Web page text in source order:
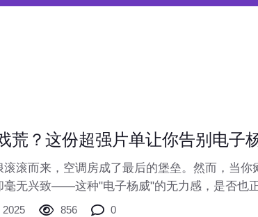
荒？这份超强片单让你告别电子
滚滚而来，空调房成了最后的堡垒。然而，当你
毫无兴致——这种"电子杨威"的无力感，是否也
游戏荒的片单，将重新点燃你的游戏激情！
2025 856 0